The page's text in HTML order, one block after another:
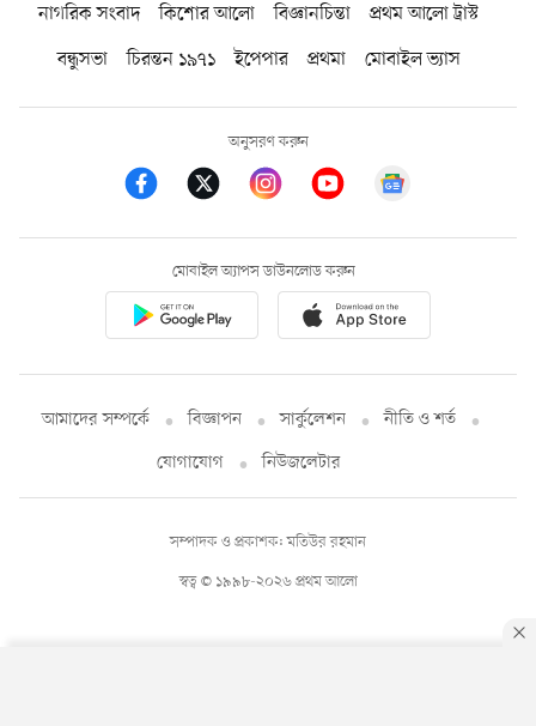
নাগরিক সংবাদ কিশোর আলো বিজ্ঞানচিন্তা
প্রথম আলো ট্রাস্ট
বন্ধুসভা
চিরন্তন ১৯৭১ ইপেপার প্রথমা মোবাইল ভ্যাস
অনুসরণ করুন
মোবাইল অ্যাপস ডাউনলোড করুন
আমাদের সম্পর্কে বিজ্ঞাপন সার্কুলেশন
নীতি ও শর্ত
যোগাযোগ
নিউজলেটার
স্বত্ব © ১৯৯৮-২০২৬ প্রথম আলো
সম্পাদক ও প্রকাশক: মতিউর রহমান